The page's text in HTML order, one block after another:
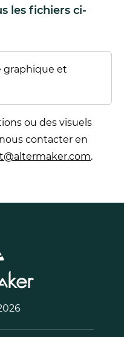
les fichiers ci-
graphique et
ou des visuels
contacter en
.